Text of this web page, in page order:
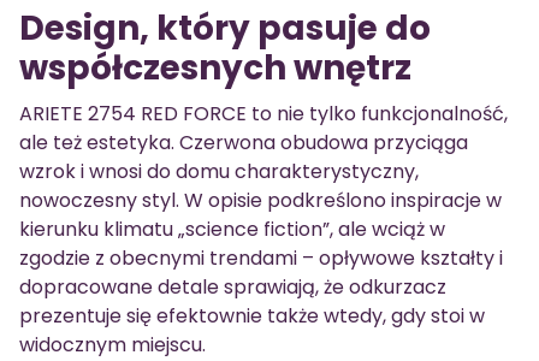
Design, który pasuje do
współczesnych wnętrz
ARIETE 2754 RED FORCE to nie tylko funkcjonalność,
ale też estetyka. Czerwona obudowa przyciąga
wzrok i wnosi do domu charakterystyczny,
nowoczesny styl. W opisie podkreślono inspiracje w
kierunku klimatu „science fiction”, ale wciąż w
zgodzie z obecnymi trendami – opływowe kształty i
dopracowane detale sprawiają, że odkurzacz
prezentuje się efektownie także wtedy, gdy stoi w
widocznym miejscu.